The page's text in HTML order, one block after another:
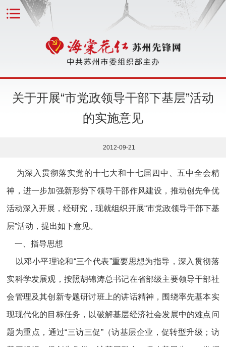
关于开展“市党政领导干部下基层”活动
的实施意见
2012-09-21
为深入贯彻落实党的十七大和十七届四中、五中全会精
神，进一步加强新形势下领导干部作风建设，推动创先争优
活动深入开展，经研究，现就组织开展“市党政领导干部下基
层”活动，提出如下意见。
一、指导思想
以邓小平理论和“三个代表”重要思想为指导，深入贯彻落
实科学发展观，按照胡锦涛总书记在省部级主要领导干部社
会管理及其创新专题研讨班上的讲话精神，围绕率先基本实
现现代化的目标任务，以破解基层经济社会发展中的难点问
题为重点，通过“三访三促”（访基层企业，促转型升级；访